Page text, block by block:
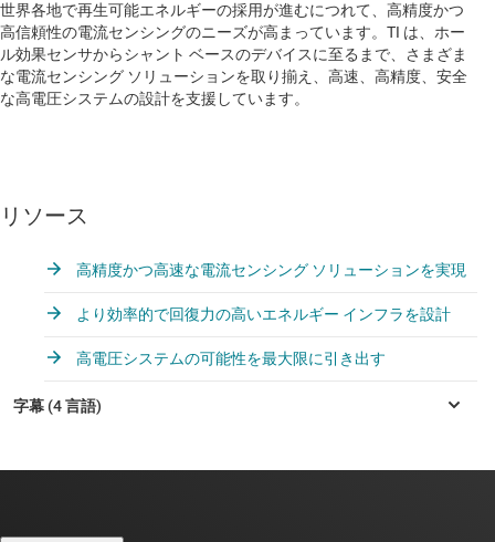
世界各地で再生可能エネルギーの採用が進むにつれて、高精度かつ
高信頼性の電流センシングのニーズが高まっています。TI は、ホー
ル効果センサからシャント ベースのデバイスに至るまで、さまざま
な電流センシング ソリューションを取り揃え、高速、高精度、安全
な高電圧システムの設計を支援しています。
リソース
高精度かつ高速な電流センシング ソリューションを実現
より効率的で回復力の高いエネルギー インフラを設計
高電圧システムの可能性を最大限に引き出す